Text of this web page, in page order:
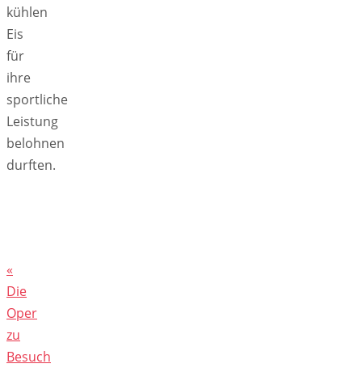
kühlen
Eis
für
ihre
sportliche
Leistung
belohnen
durften.
«
Die
Oper
zu
Besuch